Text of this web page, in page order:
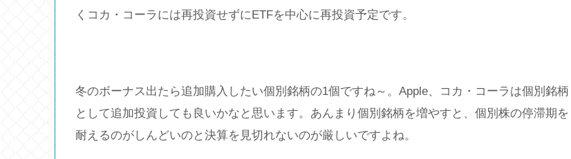
くコカ・コーラには再投資せずにETFを中心に再投資予定です。
冬のボーナス出たら追加購入したい個別銘柄の1個ですね～。Apple、コカ・コーラは個別銘柄
として追加投資しても良いかなと思います。あんまり個別銘柄を増やすと、個別株の停滞期を
耐えるのがしんどいのと決算を見切れないのが厳しいですよね。